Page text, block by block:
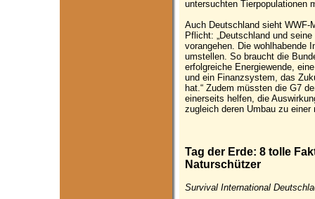
untersuchten Tierpopulationen
Auch Deutschland sieht WWF-
Pflicht: „Deutschland und
vorangehen. Die wohlhabende
umstellen. So braucht die
erfolgreiche Energiewende,
und ein Finanzsystem, das
hat.“ Zudem müssten die G7
einerseits helfen, die
zugleich deren Umbau zu
Tag der Erde: 8 tolle
Naturschützer
Survival International